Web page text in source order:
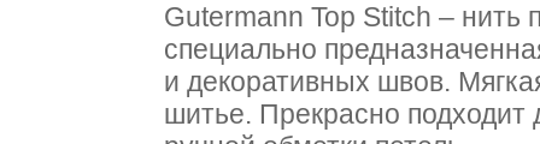
Gutermann Top Stitch – нить
специально
и декоративных швов.
шитье. Прекрасно